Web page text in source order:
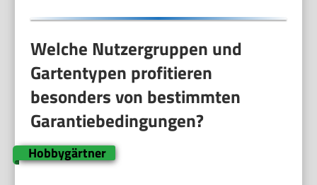
Welche Nutzergruppen und
Gartentypen profitieren
besonders von bestimmten
Garantiebedingungen?
Hobbygärtner